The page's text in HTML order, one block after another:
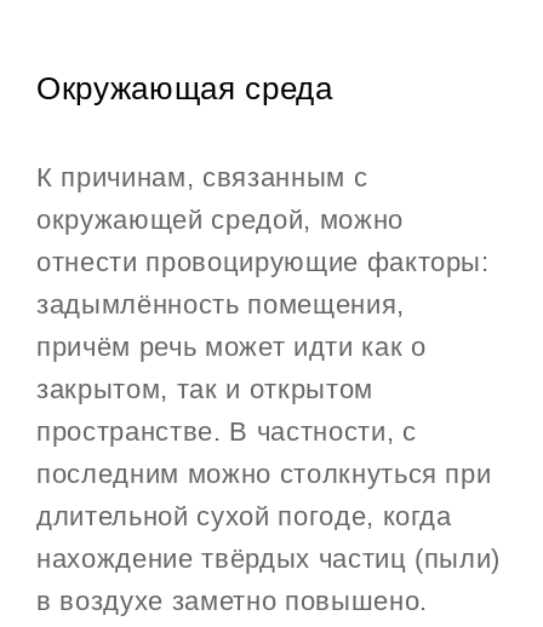
Окружающая среда
К причинам, связанным с
окружающей средой, можно
отнести провоцирующие факторы:
задымлённость помещения,
причём речь может идти как о
закрытом, так и открытом
пространстве. В частности, с
последним можно столкнуться при
длительной сухой погоде, когда
нахождение твёрдых частиц (пыли)
в воздухе заметно повышено.